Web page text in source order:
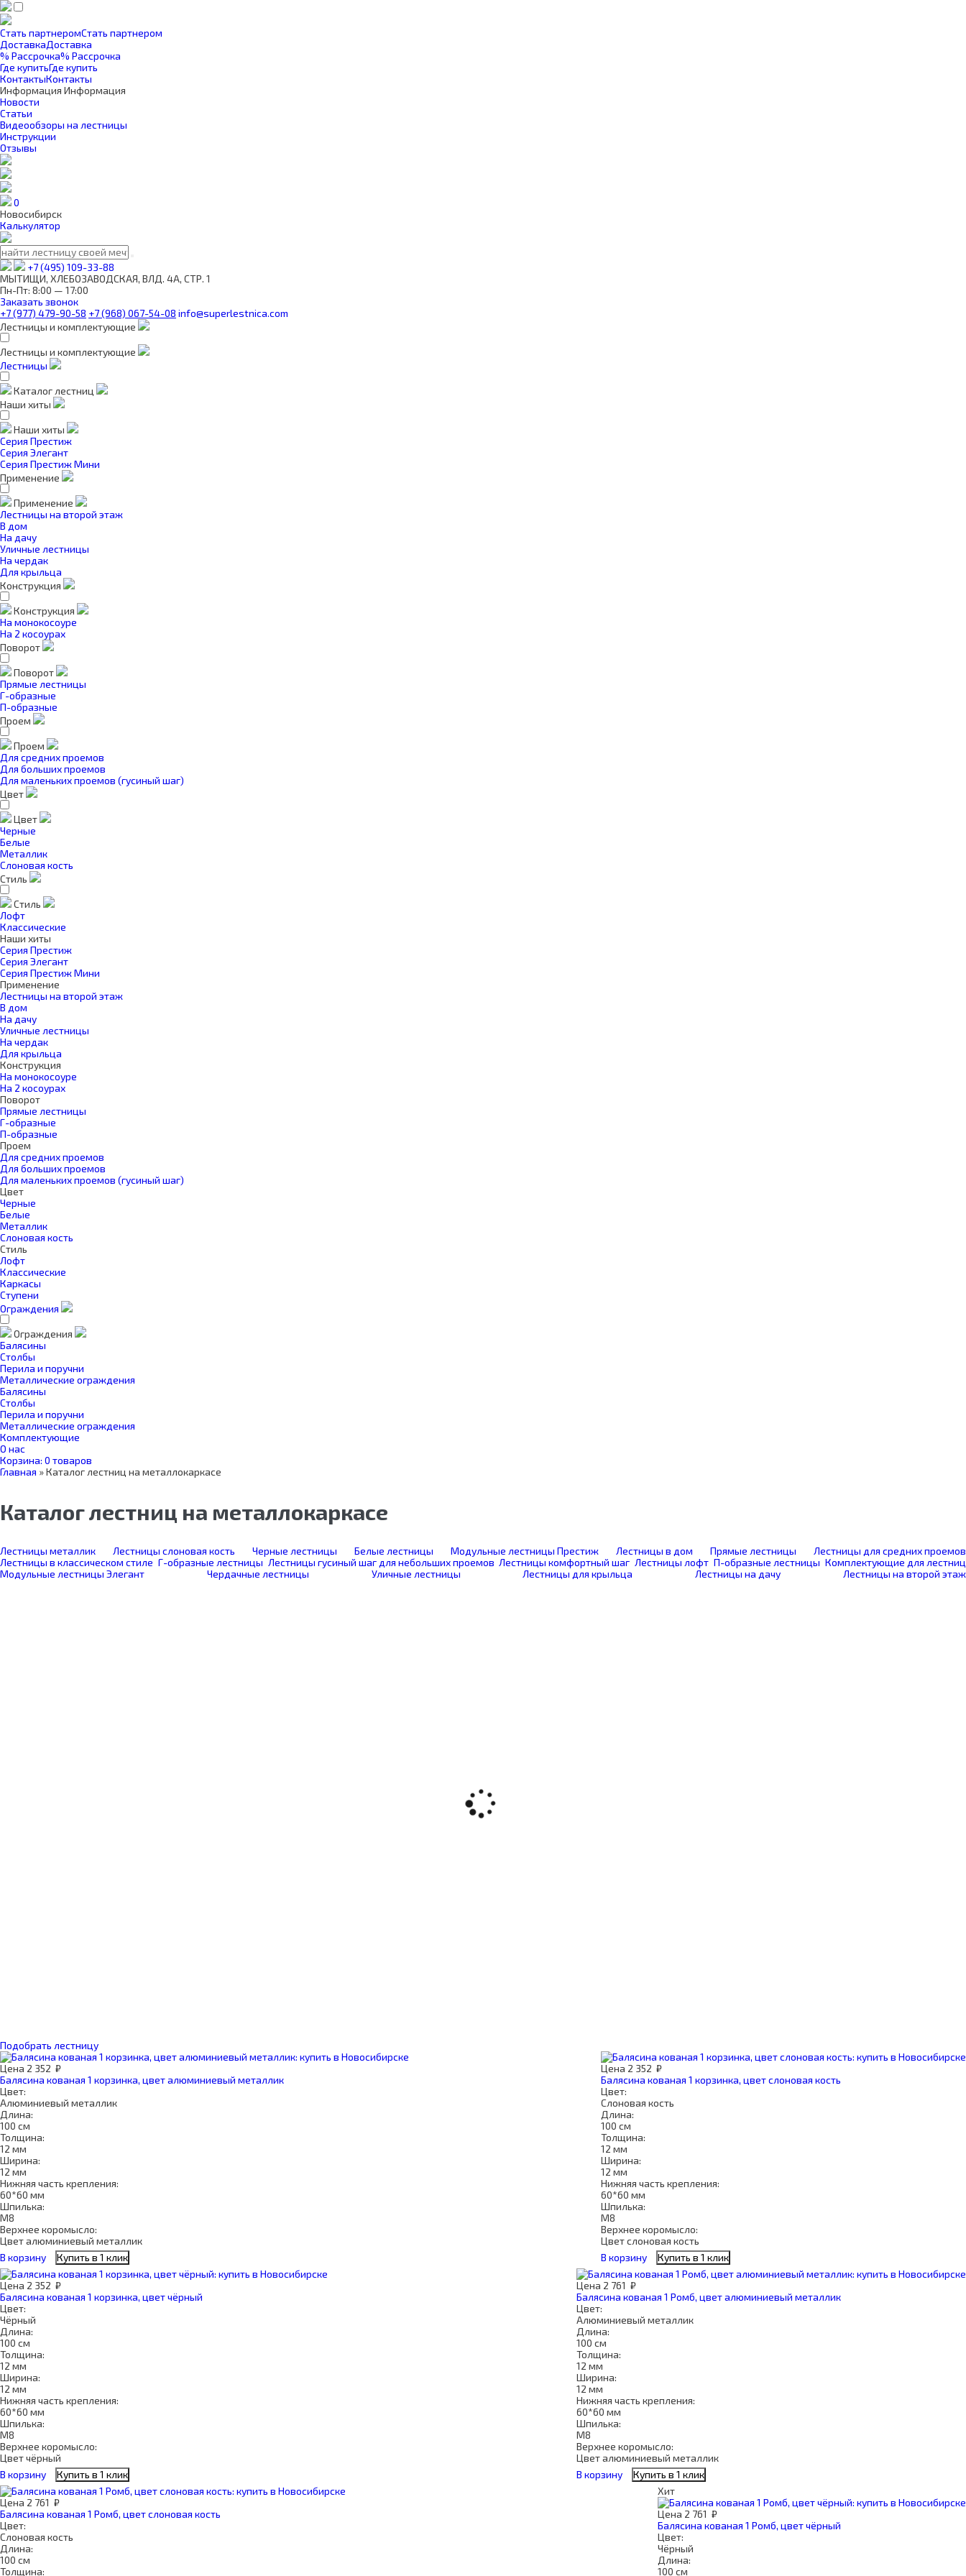
Стать партнеромСтать партнером
ДоставкаДоставка
% Рассрочка% Рассрочка
Где купитьГде купить
КонтактыКонтакты
Информация Информация
Новости
Статьи
Видеообзоры на лестницы
Инструкции
Отзывы
0
Новосибирск
Калькулятор
+7 (495) 109-33-88
МЫТИЩИ, ХЛЕБОЗАВОДСКАЯ, ВЛД. 4А, СТР. 1
Пн-Пт: 8:00 — 17:00
Заказать звонок
+7 (977) 479-90-58 +7 (968) 067-54-08 info@superlestnica.com
Лестницы и комплектующие
Лестницы и комплектующие
Лестницы
Каталог лестниц
Наши хиты
Наши хиты
Серия Престиж
Серия Элегант
Серия Престиж Мини
Применение
Применение
Лестницы на второй этаж
В дом
На дачу
Уличные лестницы
На чердак
Для крыльца
Конструкция
Конструкция
На монокосоуре
На 2 косоурах
Поворот
Поворот
Прямые лестницы
Г-образные
П-образные
Проем
Проем
Для средних проемов
Для больших проемов
Для маленьких проемов (гусиный шаг)
Цвет
Цвет
Черные
Белые
Металлик
Слоновая кость
Стиль
Стиль
Лофт
Классические
Наши хиты
Серия Престиж
Серия Элегант
Серия Престиж Мини
Применение
Лестницы на второй этаж
В дом
На дачу
Уличные лестницы
На чердак
Для крыльца
Конструкция
На монокосоуре
На 2 косоурах
Поворот
Прямые лестницы
Г-образные
П-образные
Проем
Для средних проемов
Для больших проемов
Для маленьких проемов (гусиный шаг)
Цвет
Черные
Белые
Металлик
Слоновая кость
Стиль
Лофт
Классические
Каркасы
Ступени
Ограждения
Ограждения
Балясины
Столбы
Перила и поручни
Металлические ограждения
Балясины
Столбы
Перила и поручни
Металлические ограждения
Комплектующие
О нас
Корзина: 0 товаров
Главная »Каталог лестниц на металлокаркасе
Каталог лестниц на металлокаркасе
Лестницы металлик Лестницы слоновая кость Черные лестницы Белые лестницы Модульные лестницы Престиж Лестницы в дом Прямые лестницы
Лестницы для средних проемов
Лестницы в классическом стиле Г-образные лестницы Лестницы гусиный шаг для небольших проемов Лестницы комфортный шаг Лестницы лофт П-образные лестницы Комплектующие для лестниц
Модульные лестницы Элегант
Чердачные лестницы Уличные лестницы Лестницы для крыльца Лестницы на дачу Лестницы на второй этаж
Подобрать лестницу
Цена 2 352 ₽
Балясина кованая 1 корзинка, цвет алюминиевый металлик
Цвет:
Алюминиевый металлик
Длина:
100 см
Толщина:
12 мм
Ширина:
12 мм
Нижняя часть крепления:
60*60 мм
Шпилька:
М8
Верхнее коромысло:
Цвет алюминиевый металлик
В корзину
Купить в 1 клик
Цена 2 352 ₽
Балясина кованая 1 корзинка, цвет слоновая кость
Цвет:
Слоновая кость
Длина:
100 см
Толщина:
12 мм
Ширина:
12 мм
Нижняя часть крепления:
60*60 мм
Шпилька:
М8
Верхнее коромысло:
Цвет слоновая кость
В корзину
Купить в 1 клик
Цена 2 352 ₽
Балясина кованая 1 корзинка, цвет чёрный
Цвет:
Чёрный
Длина:
100 см
Толщина:
12 мм
Ширина:
12 мм
Нижняя часть крепления:
60*60 мм
Шпилька:
М8
Верхнее коромысло:
Цвет чёрный
В корзину
Купить в 1 клик
Цена 2 761 ₽
Балясина кованая 1 Ромб, цвет алюминиевый металлик
Цвет:
Алюминиевый металлик
Длина:
100 см
Толщина:
12 мм
Ширина:
12 мм
Нижняя часть крепления:
60*60 мм
Шпилька:
М8
Верхнее коромысло:
Цвет алюминиевый металлик
В корзину
Купить в 1 клик
Цена 2 761 ₽
Балясина кованая 1 Ромб, цвет слоновая кость
Цвет:
Слоновая кость
Длина:
100 см
Толщина:
Хит
Цена 2 761 ₽
Балясина кованая 1 Ромб, цвет чёрный
Цвет:
Чёрный
Длина:
100 см